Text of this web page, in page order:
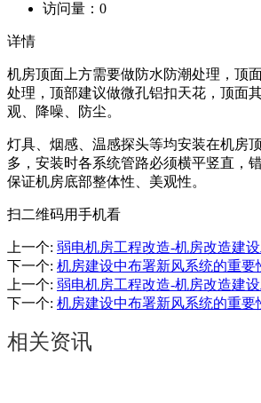
访问量： 0
详情
机房顶面上方需要做防水防潮处理，顶
处理，顶部建议做微孔铝扣天花，顶面
观、降噪、防尘。
灯具、烟感、温感探头等均安装在机房
多，安装时各系统管路必须横平竖直，
保证机房底部整体性、美观性。
扫二维码用手机看
上一个: 弱电机房工程改造-机房改造建
下一个: 机房建设中布署新风系统的重要
上一个: 弱电机房工程改造-机房改造建
下一个: 机房建设中布署新风系统的重要
相关资讯